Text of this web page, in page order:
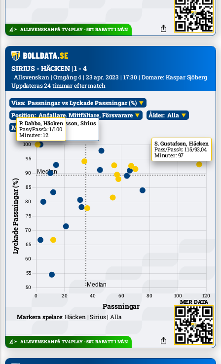
ALLSVENSKAN PÅ TV4 PLAY - 50% RABATT 1 MÅN
SIRIUS - HÄCKEN | 1 - 4
Allsvenskan | Omgång 4 | 23 apr. 2023 | 17:30 | Domare: Kaspar Sjöberg
Uppdateras 24 timmar efter match
Visa: Passningar vs Lyckade Passningar (%)
Position: Anfallare, Mittfältare, Försvarare Ålder: Alla
Mål: Alla
J. Voelkerling Persson, Sirius
Pass/Pass%: 3/100
Minuter: 12
S. Gustafson, Häcken
Pass/Pass%: 115/93,04
Minuter: 97
P. Dahbo, Häcken
Pass/Pass%: 1/100
Minuter: 12
Markera spelare:Häcken Sirius Alla
ALLSVENSKAN PÅ TV4 PLAY - 50% RABATT 1 MÅN
MER DATA